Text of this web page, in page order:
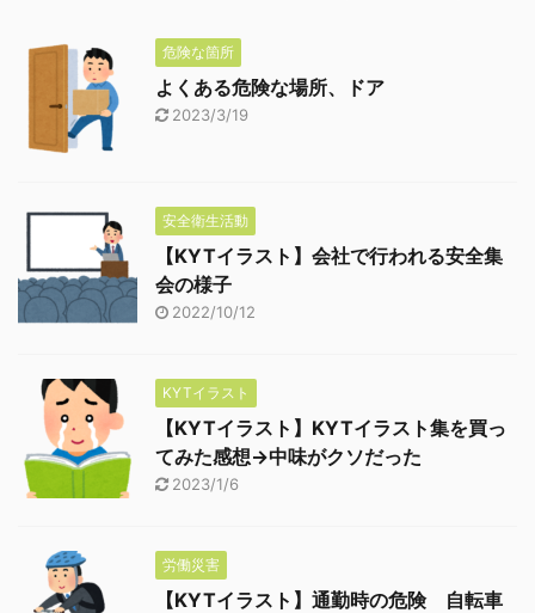
危険な箇所
よくある危険な場所、ドア
2023/3/19
安全衛生活動
【KYTイラスト】会社で行われる安全集
会の様子
2022/10/12
KYTイラスト
【KYTイラスト】KYTイラスト集を買っ
てみた感想→中味がクソだった
2023/1/6
労働災害
【KYTイラスト】通勤時の危険 自転車